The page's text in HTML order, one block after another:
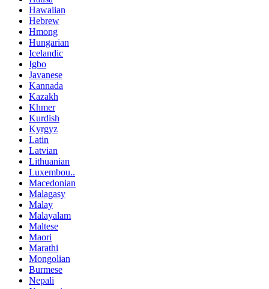
Hawaiian
Hebrew
Hmong
Hungarian
Icelandic
Igbo
Javanese
Kannada
Kazakh
Khmer
Kurdish
Kyrgyz
Latin
Latvian
Lithuanian
Luxembou..
Macedonian
Malagasy
Malay
Malayalam
Maltese
Maori
Marathi
Mongolian
Burmese
Nepali